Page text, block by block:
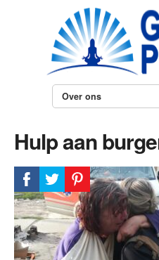
Over ons
Hulp aan